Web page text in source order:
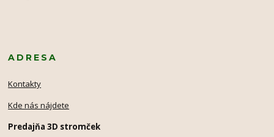
ADRESA
Kontakty
Kde nás nájdete
Predajňa 3D stromček